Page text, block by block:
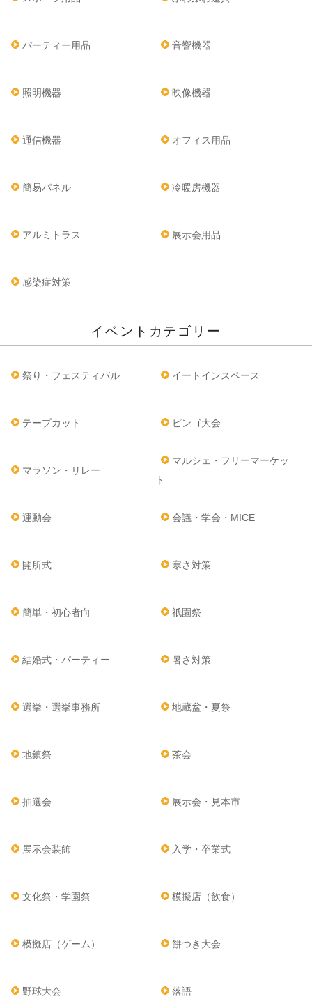
パーティー用品 音響機器
照明機器 映像機器
通信機器 オフィス用品
簡易パネル 冷暖房機器
アルミトラス 展示会用品
感染症対策
イベントカテゴリー
祭り・フェスティバル イートインスペース
テープカット ビンゴ大会
マラソン・リレー
マルシェ・フリーマーケッ
ト
運動会 会議・学会・MICE
開所式 寒さ対策
簡単・初心者向 祇園祭
結婚式・パーティー 暑さ対策
選挙・選挙事務所 地蔵盆・夏祭
地鎮祭 茶会
抽選会 展示会・見本市
展示会装飾 入学・卒業式
文化祭・学園祭 模擬店（飲食）
模擬店（ゲーム） 餅つき大会
野球大会 落語